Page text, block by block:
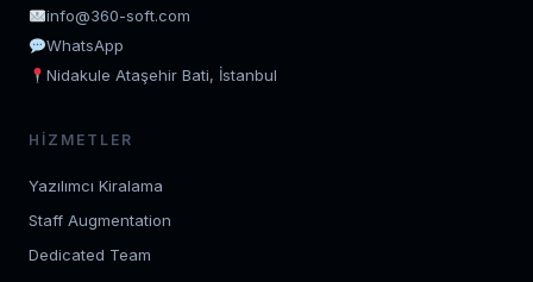
info@360-soft.com
WhatsApp
Nidakule Ataşehir Bati, İstanbul
HIZMETLER
Yazılımcı Kiralama
Staff Augmentation
Dedicated Team